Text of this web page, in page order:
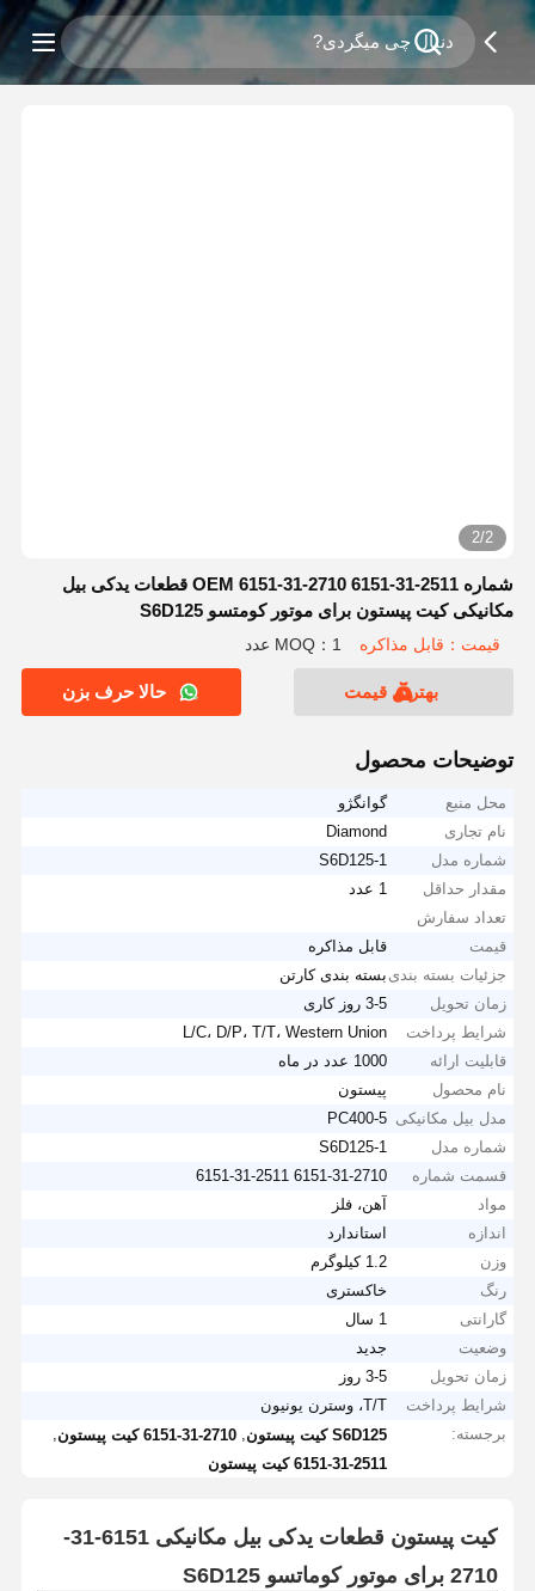
2/2
شماره OEM 6151-31-2710 6151-31-2511 قطعات یدکی بیل
مکانیکی کیت پیستون برای موتور کومتسو S6D125
قیمت：قابل مذاکره MOQ：1 عدد
بهترین قیمت حالا حرف بزن
توضیحات محصول
محل منبع
گوانگژو
نام تجاری
Diamond
شماره مدل
S6D125-1
مقدار حداقل
تعداد سفارش
1 عدد
قیمت
قابل مذاکره
جزئیات بسته بندی بسته بندی کارتن
زمان تحویل
3-5 روز کاری
شرایط پرداخت
L/C، D/P، T/T، Western Union
قابلیت ارائه
1000 عدد در ماه
نام محصول
پیستون
مدل بیل مکانیکی PC400-5
شماره مدل
S6D125-1
قسمت شماره
6151-31-2710 6151-31-2511
مواد
آهن، فلز
اندازه
استاندارد
وزن
1.2 کیلوگرم
رنگ
خاکستری
گارانتی
1 سال
وضعیت
جدید
زمان تحویل
3-5 روز
شرایط پرداخت
T/T، وسترن یونیون
برجسته:
S6D125 کیت پیستون ,6151-31-2710 کیت پیستون
6151-31-2511 کیت پیستون
کیت پیستون قطعات یدکی بیل مکانیکی 6151-31-
2710 برای موتور کوماتسو S6D125